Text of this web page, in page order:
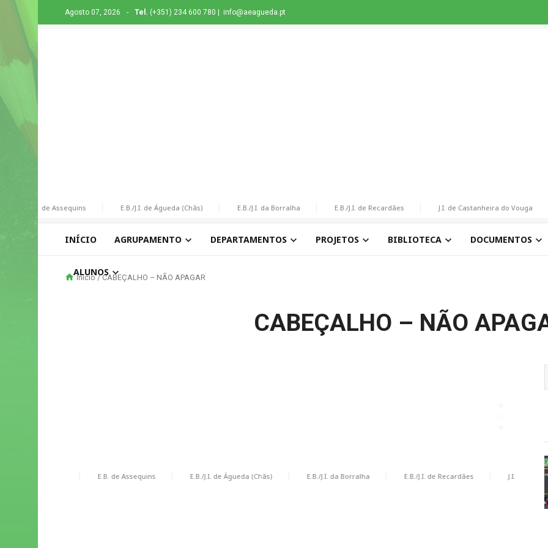
Agosto 07, 2026 - Tel. (+351) 234 600 780 | info@aeagueda.pt
E.B. de Assequins E.B./J.I. de Águeda (Chãs) E.B./J.I. da Borralha E.B./J.I. de Recardães J.I. de Castanheira do Vouga
INÍCIO AGRUPAMENTO DEPARTAMENTOS PROJETOS BIBLIOTECA DOCUMENTOS
ALUNOS
Início/ CABEÇALHO – NÃO APAGAR
CABEÇALHO – NÃO
E.B. de Assequins E.B./J.I. de Águeda (Chãs) E.B./J.I. da Borralha E.B./J.I. de Recardães J.I. de